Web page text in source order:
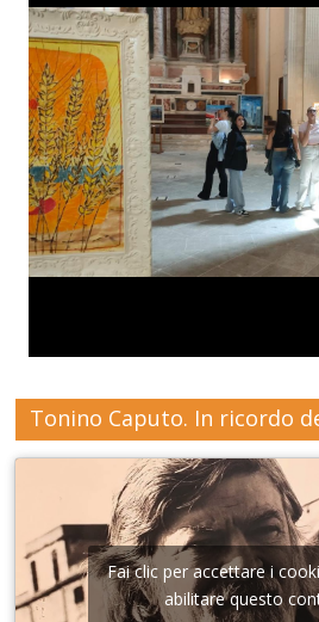
Tonino Caputo. In ricordo
Fai clic per accettare i
abilitare questo